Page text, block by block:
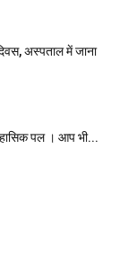
अस्पताल में जाना
पल । आप भी...